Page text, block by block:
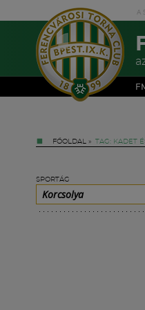
FŐOLDAL » TAG: KADET
SPORTÁG
Korcsolya